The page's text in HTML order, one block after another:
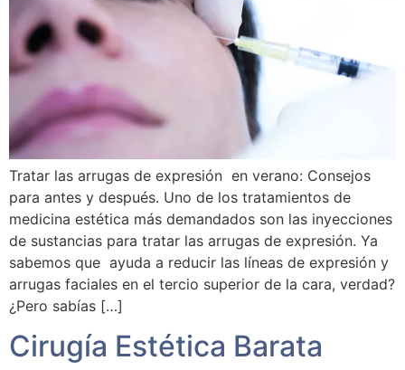
Tratar las arrugas de expresión en verano: Consejos
para antes y después. Uno de los tratamientos de
medicina estética más demandados son las inyecciones
de sustancias para tratar las arrugas de expresión. Ya
sabemos que ayuda a reducir las líneas de expresión y
arrugas faciales en el tercio superior de la cara, verdad?
¿Pero sabías […]
Cirugía Estética Barata